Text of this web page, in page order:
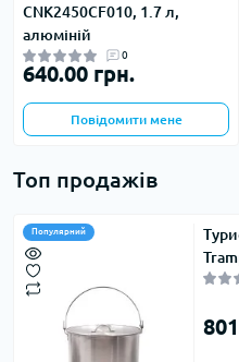
CNK2450CF010, 1.7 л,
алюміній
0
640.00 грн.
Повідомити мене
Топ продажів
Популярний